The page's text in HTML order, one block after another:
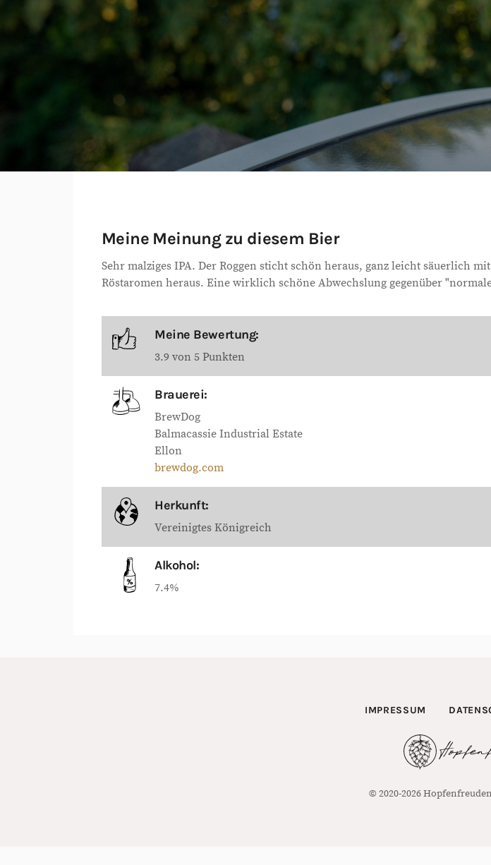
Meine Meinung zu diesem Bier
Sehr malziges IPA. Der Roggen sticht schön heraus, ganz leicht säuerlich
Röstaromen heraus. Eine wirklich schöne Abwechslung gegenüber
Meine Bewertung:
3.9 von 5 Punkten
Brauerei:
BrewDog
Balmacassie Industrial Estate
Ellon
brewdog.com
Herkunft:
Vereinigtes Königreich
Alkohol:
7.4%
IMPRESSUM
© 2020-2026